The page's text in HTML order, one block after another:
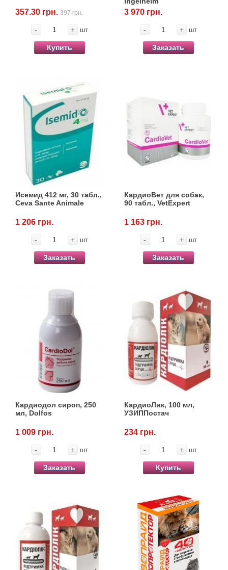
357.30 грн.397 грн.
- + шт
Купить
3 970 грн.
- + шт
Заказать
Исемид 412 мг, 30 табл.,
Ceva Sante Animale
1 206 грн.
- + шт
Заказать
КардиоВет для собак,
90 табл., VetExpert
1 163 грн.
- + шт
Заказать
Кардиодол сироп, 250
мл, Dolfos
1 009 грн.
- + шт
Заказать
КардиоЛик, 100 мл,
УЗИППостач
234 грн.
- + шт
Купить